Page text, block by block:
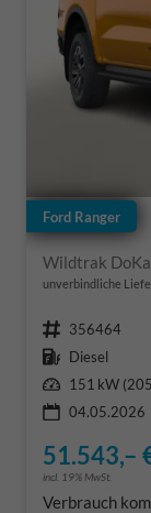
Ford Ranger
Wildtrak DoKa
unverbindliche
Fahrzeugnr. 356464
Kraftstoff Diesel
Leistung 151 kW
04.05.2026
51.543,–
incl. 19% MwSt.
Verbrauch